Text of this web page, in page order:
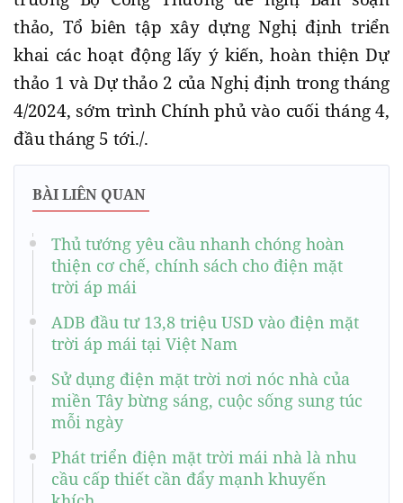
thảo, Tổ biên tập xây dựng Nghị định triển
khai các hoạt động lấy ý kiến, hoàn thiện Dự
thảo 1 và Dự thảo 2 của Nghị định trong tháng
4/2024, sớm trình Chính phủ vào cuối tháng 4,
đầu tháng 5 tới./.
BÀI LIÊN QUAN
Thủ tướng yêu cầu nhanh chóng hoàn
thiện cơ chế, chính sách cho điện mặt
trời áp mái
ADB đầu tư 13,8 triệu USD vào điện mặt
trời áp mái tại Việt Nam
Sử dụng điện mặt trời nơi nóc nhà của
miền Tây bừng sáng, cuộc sống sung túc
mỗi ngày
Phát triển điện mặt trời mái nhà là nhu
cầu cấp thiết cần đẩy mạnh khuyến